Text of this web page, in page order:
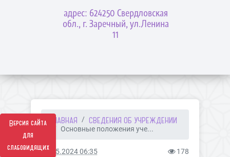
Версия сайта
для
слабовидящих
адрес: 624250 Свердловская
обл., г. Заречный, ул.Ленина
11
ГЛАВНАЯ СВЕДЕНИЯ ОБ УЧРЕЖДЕНИИ
Основные положения уче...
07.05.2024 06:35 178